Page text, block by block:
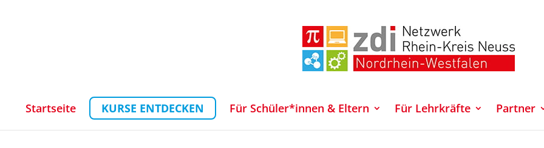
Startseite KURSE ENTDECKEN Für Schüler*innen & Eltern Für Lehrkräfte Partner